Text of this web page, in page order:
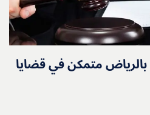
بالرياض متمكن في قضايا